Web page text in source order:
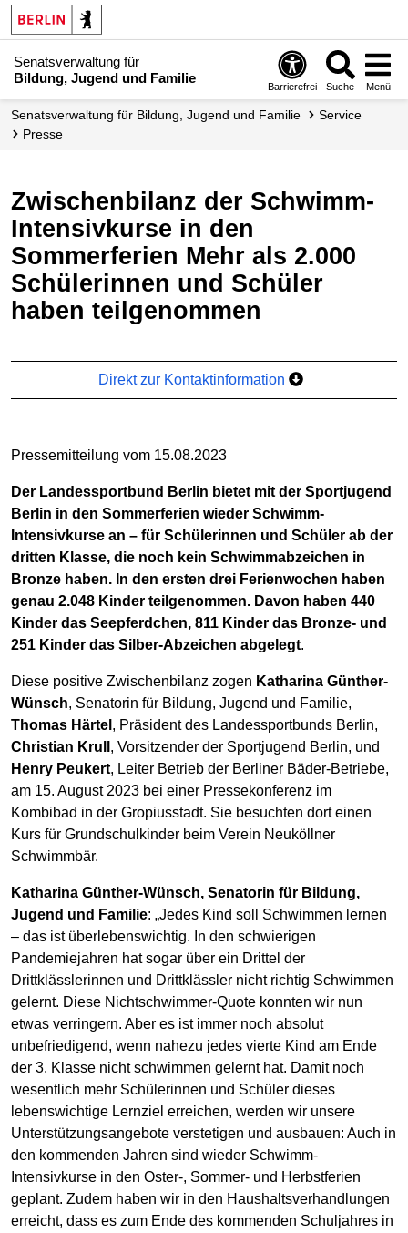
Senatsverwaltung für
Bildung, Jugend und Familie
Barrierefrei Suche Menü
Senats­verwaltung für Bildung, Jugend und Familie
Service
Presse
Zwischenbilanz der Schwimm-
Intensivkurse in den
Sommerferien Mehr als 2.000
Schülerinnen und Schüler
haben teilgenommen
Direkt zur Kontaktinformation
Pressemitteilung vom 15.08.2023
Der Landessportbund Berlin bietet mit der Sportjugend
Berlin in den Sommerferien wieder Schwimm-
Intensivkurse an – für Schülerinnen und Schüler ab der
dritten Klasse, die noch kein Schwimmabzeichen in
Bronze haben. In den ersten drei Ferienwochen haben
genau 2.048 Kinder teilgenommen. Davon haben 440
Kinder das Seepferdchen, 811 Kinder das Bronze- und
251 Kinder das Silber-Abzeichen abgelegt.
Diese positive Zwischenbilanz zogen Katharina Günther-
Wünsch, Senatorin für Bildung, Jugend und Familie,
Thomas Härtel , Präsident des Landessportbunds Berlin,
Christian Krull , Vorsitzender der Sportjugend Berlin, und
Henry Peukert, Leiter Betrieb der Berliner Bäder-Betriebe,
am 15. August 2023 bei einer Pressekonferenz im
Kombibad in der Gropiusstadt. Sie besuchten dort einen
Kurs für Grundschulkinder beim Verein Neuköllner
Schwimmbär.
Katharina Günther-Wünsch, Senatorin für Bildung,
Jugend und Familie: „Jedes Kind soll Schwimmen lernen
– das ist überlebenswichtig. In den schwierigen
Pandemiejahren hat sogar über ein Drittel der
Drittklässlerinnen und Drittklässler nicht richtig Schwimmen
gelernt. Diese Nichtschwimmer-Quote konnten wir nun
etwas verringern. Aber es ist immer noch absolut
unbefriedigend, wenn nahezu jedes vierte Kind am Ende
der 3. Klasse nicht schwimmen gelernt hat. Damit noch
wesentlich mehr Schülerinnen und Schüler dieses
lebenswichtige Lernziel erreichen, werden wir unsere
Unterstützungsangebote verstetigen und ausbauen: Auch in
den kommenden Jahren sind wieder Schwimm-
Intensivkurse in den Oster-, Sommer- und Herbstferien
geplant. Zudem haben wir in den Haushaltsverhandlungen
erreicht, dass es zum Ende des kommenden Schuljahres in